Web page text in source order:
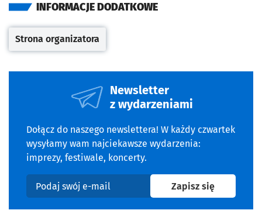
INFORMACJE DODATKOWE
Otwiera się w nowej karcie
Strona organizatora
Newsletter
z wydarzeniami
Dołącz do naszego newslettera! W każdy czwartek
wysyłamy wam najciekawsze wydarzenia:
imprezy, festiwale, koncerty.
Podaj swój e-mail
Zapisz sięna